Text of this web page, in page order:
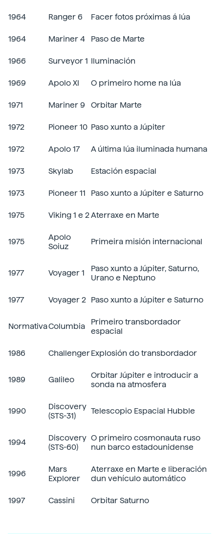
1964 Ranger 6 Facer fotos próximas á lúa
1964 Mariner 4 Paso de Marte
1966 Surveyor 1 Iluminación
1969 Apolo XI O primeiro home na lúa
1971 Mariner 9 Orbitar Marte
1972 Pioneer 10 Paso xunto a Júpiter
1972 Apolo 17 A última lúa iluminada humana
1973 Skylab Estación espacial
1973 Pioneer 11 Paso xunto a Júpiter e Saturno
1975 Viking 1 e 2Aterraxe en Marte
1975
Apolo
Soiuz
Primeira misión internacional
1977 Voyager 1
Paso xunto a Júpiter, Saturno,
Urano e Neptuno
1977 Voyager 2 Paso xunto a Júpiter e Saturno
NormativaColumbia
Primeiro transbordador
espacial
1986 ChallengerExplosión do transbordador
1989 Galileo
Orbitar Júpiter e introducir a
sonda na atmosfera
1990
Discovery
(STS-31)
Telescopio Espacial Hubble
1994
Discovery
(STS-60)
O primeiro cosmonauta ruso
nun barco estadounidense
1996
Mars
Explorer
Aterraxe en Marte e liberación
dun vehículo automático
1997 Cassini Orbitar Saturno